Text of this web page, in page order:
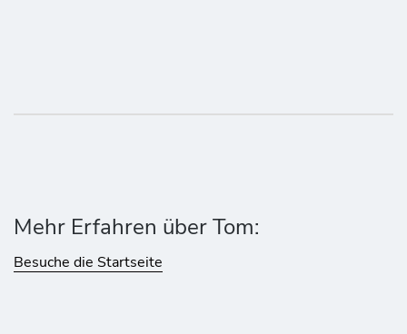
Mehr Erfahren über Tom:
Besuche die Startseite